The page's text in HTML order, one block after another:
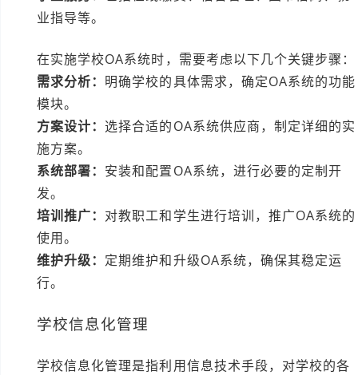
业指导等。
在实施学校OA系统时，需要考虑以下几个关键步骤：
需求分析： 明确学校的具体需求，确定OA系统的功能
模块。
方案设计： 选择合适的OA系统供应商，制定详细的实
施方案。
系统部署： 安装和配置OA系统，进行必要的定制开
发。
培训推广： 对教职工和学生进行培训，推广OA系统的
使用。
维护升级： 定期维护和升级OA系统，确保其稳定运
行。
学校信息化管理
学校信息化管理是指利用信息技术手段，对学校的各